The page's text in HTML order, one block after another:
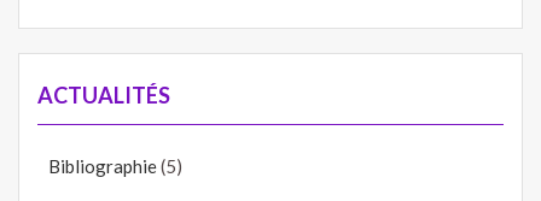
ACTUALITÉS
Bibliographie(5)